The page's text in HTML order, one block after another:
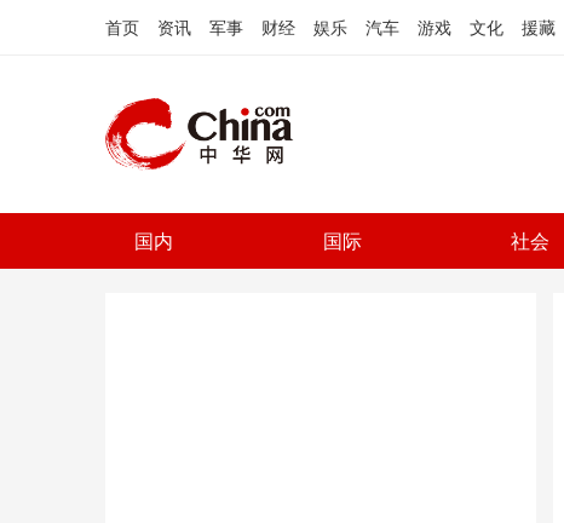
首页 资讯 军事 财经 娱乐 汽车 游戏 文化 援藏
国内 国际 社会